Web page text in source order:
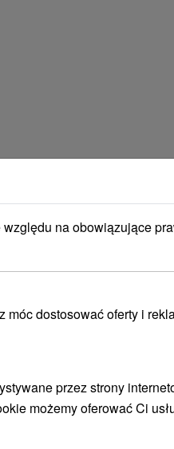
na obowiązujące
dostosować oferty i
przez strony
możemy oferować Ci